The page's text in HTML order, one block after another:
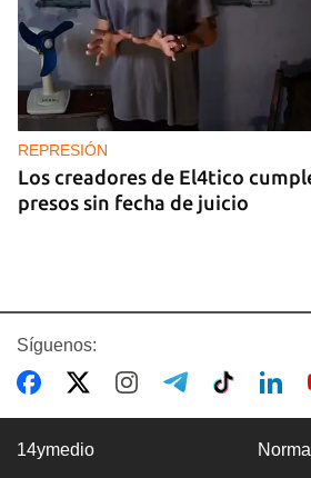
REPRESIÓN
Los creadores de El4tico
presos sin fecha de juicio
Síguenos:
14ymedio